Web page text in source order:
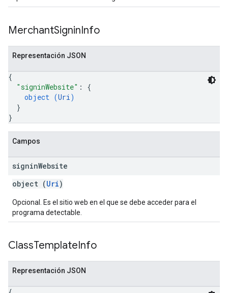
MerchantSigninInfo
Representación JSON
{
"signinWebsite" : {
object (Uri)
}
}
Campos
signinWebsite
object (Uri)
Opcional. Es el sitio web en el que se debe acceder para el
programa detectable.
ClassTemplateInfo
Representación JSON